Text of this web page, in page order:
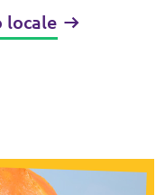
locale